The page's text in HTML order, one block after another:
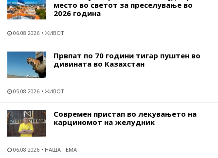
место во светот за преселување во
2026 година
06.08.2026 ЖИВОТ
Првпат по 70 години тигар пуштен во
дивината во Казахстан
05.08.2026 ЖИВОТ
Современ пристап во лекувањето на
карциномот на желудник
06.08.2026 НАША ТЕМА